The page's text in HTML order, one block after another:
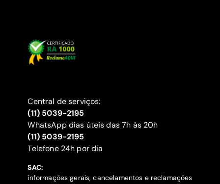
Central de serviços:
(11) 5039-2195
WhatsApp dias úteis das 7h às 20h
(11) 5039-2195
‍Telefone 24h por dia
SAC:
informações gerais, cancelamentos e reclamações